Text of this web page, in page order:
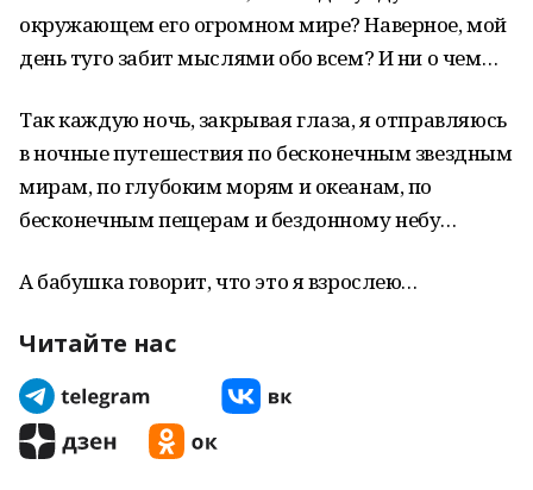
окружающем его огромном мире? Наверное, мой
день туго забит мыслями обо всем? И ни о чем…
Так каждую ночь, закрывая глаза, я отправляюсь
в ночные путешествия по бесконечным звездным
мирам, по глубоким морям и океанам, по
бесконечным пещерам и бездонному небу…
А бабушка говорит, что это я взрослею…
Читайте нас